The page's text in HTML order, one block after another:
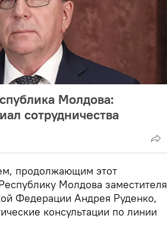
Молдова:
сотрудничества
продолжающим этот
Молдова заместителя
Федерации Андрея Руденко,
консультации по линии